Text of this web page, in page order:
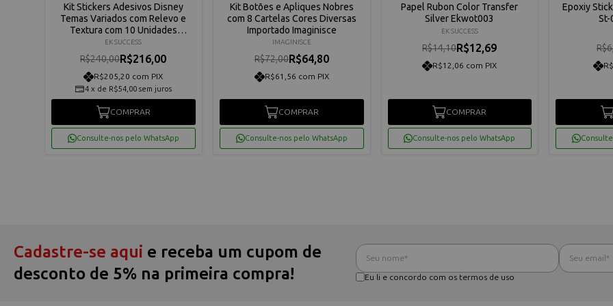
Kit Stickers Adesivos Disney
Temas Variados com Relevo e
Textura com 10 Unidades
Importados EK Success
EK SUCCESS
R$240,00R$216,00
R$205,20 com PIX
4 x de R$54,00 sem juros
COMPRAR
Consulte-nos pelo WhatsApp
Kit Botões e Apliques Nobres
com 8 Cartelas Cores Diversas
Importado Imaginisce
IMAGINISCE
R$72,00R$64,80
R$61,56 com PIX
COMPRAR
Consulte-nos pelo WhatsApp
Papel Rubon Color Transfer
Silver Ekwot003
EK SUCCESS
R$14,10R$12,69
R$12,06 com PIX
COMPRAR
Consulte-nos pelo WhatsApp
Epoxiy
St-
Cadastre-se aqui e receba um cupom de
desconto de 5% na primeira compra!
Eu li e concordo com os termos de uso